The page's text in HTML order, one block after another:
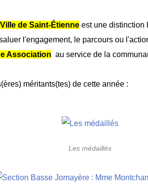
de Saint-Étienne est une distinction
l'engagement, le parcours ou
Association au service de la
méritants(tes) de cette année :
Les médaillés